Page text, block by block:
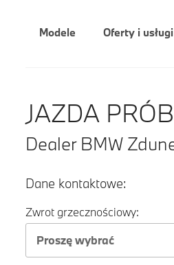
Modele Oferty i usługi
JAZDA
Dealer BMW
Dane kontaktowe:
Zwrot grzecznościowy:
Proszę wybrać